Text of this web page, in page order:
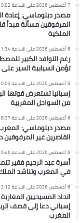
7 أغسطس 2026 على الساعة 10:52 صباحًا
مصدر دبلوماسي: إعادة
المرفوقين مسألة مبدأ
الملكية
6 أغسطس 2026 على الساعة 11:34 مساءً
رغم التوافد الكبير
تؤمن انسيابية السير
6 أغسطس 2026 على الساعة 10:03 مساءً
إسبانيا تستعرض قوتها
من السواحل المغربية
6 أغسطس 2026 على الساعة 8:37 مساءً
مصدر دبلوماسي:
القاصرين غير
6 أغسطس 2026 على الساعة 6:46 مساءً
أسرة عبد الرحيم فقير
في المغرب وتناشد
6 أغسطس 2026 على الساعة 12:12 مساءً
اتحاد المسيحيين
إسباني دعا إلى قصف
المغرب